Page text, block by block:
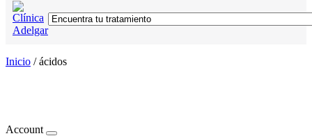
Inicio /ácidos
Account